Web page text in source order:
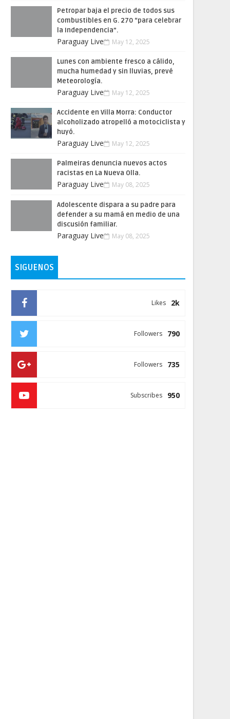
Petropar baja el precio de todos sus
combustibles en G. 270 “para celebrar
la Independencia”.
Paraguay Live May 12, 2025
Lunes con ambiente fresco a cálido,
mucha humedad y sin lluvias, prevé
Meteorología.
Paraguay Live May 12, 2025
Accidente en Villa Morra: Conductor
alcoholizado atropelló a motociclista y
huyó.
Paraguay Live May 12, 2025
Palmeiras denuncia nuevos actos
racistas en La Nueva Olla.
Paraguay Live May 08, 2025
Adolescente dispara a su padre para
defender a su mamá en medio de una
discusión familiar.
Paraguay Live May 08, 2025
SIGUENOS
2k
Likes
790
Followers
735
Followers
950
Subscribes